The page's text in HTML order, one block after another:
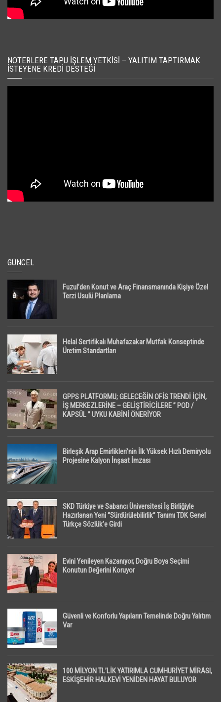
NOTERLERE TAPU İŞLEM YETKISI – YALITIM TAPTIRMAK
İSTEYENE KREDI DESTEĞI
GÜNCEL
Fuzul’den Konut ve Araç Finansmanında Kişiye Özel
Terzi Usulü Planlama
Helal Sertifikalı Muhafazakar Mutfak Konseptinde
Üretim Standartları
GPPS PLATFORMU; GELECEĞİN OFİS TRENDİ İÇİN,
İŞ MERKEZLERİNE – GELİŞTİRİCİLERE ” POD /
KAPSÜL ” UYKU KABİNİ ÖNERİYOR
Birleşik Arap Emirlikleri’nin İlk Yüksek Hızlı Demiryolu
Projesine Kalyon İnşaat İmzası
SKD Türkiye ve Sabancı Üniversitesi İş Birliğiyle
Hazırlanan Yeni “Sürdürülebilirlik” Tanımı TDK Genel
Türkçe Sözlük’e Girdi
Evini Yenileyen Kazanıyor, Doğru Boya Seçimi
Konutun Değerini Koruyor
Güvenli ve Konforlu Yapıların Temelinde Doğru Yalıtım
Var
100 MİLYON TL’LİK YATIRIMLA CUMHURİYET MİRASI,
ESKİŞEHİR HALKEVİ YENİDEN HAYAT BULUYOR